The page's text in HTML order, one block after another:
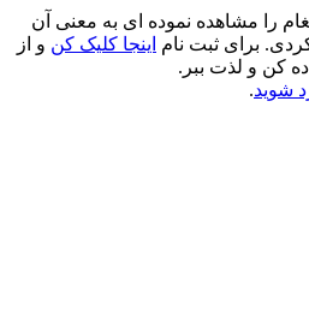
را مشاهده نموده ای به معنی آن
برای ثبت نام اینجا کلیک کن و از
کن و لذت ببر.
شوید.